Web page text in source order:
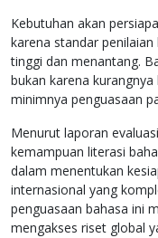
Kebutuhan akan
karena standar
tinggi dan menantang.
bukan karena
minimnya penguasaan
Menurut laporan
kemampuan literasi
dalam menentukan
internasional yang
penguasaan bahasa ini
mengakses riset global